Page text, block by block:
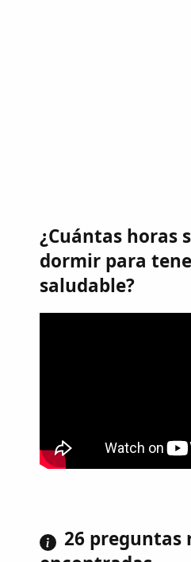
¿Cuántas horas
dormir para
saludable?
26 preguntas